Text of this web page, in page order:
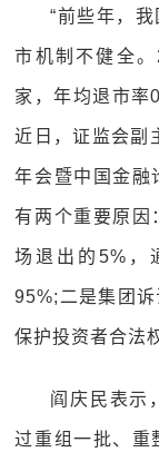
“前些年，
市机制不健全
家，年均退市率
近日，证监会副
年会暨中国金融
有两个重要原因
场退出的5%，
95%;二是集团
保护投资者合法
阎庆民表示
过重组一批、重